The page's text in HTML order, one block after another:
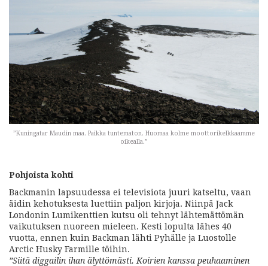
”Kuningatar Maudin maa. Paikka tuntematon. Huomaa kolme moottorikelkkaamme
oikealla.”
Pohjoista kohti
Backmanin lapsuudessa ei televisiota juuri katseltu, vaan
äidin kehotuksesta luettiin paljon kirjoja. Niinpä Jack
Londonin Lumikenttien kutsu oli tehnyt lähtemättömän
vaikutuksen nuoreen mieleen. Kesti lopulta lähes 40
vuotta, ennen kuin Backman lähti Pyhälle ja Luostolle
Arctic Husky Farmille töihin.
”Siitä diggailin ihan älyttömästi. Koirien kanssa peuhaaminen